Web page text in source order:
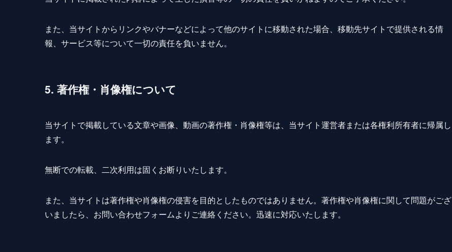
また、当サイトからリンクやバナーなどによって他のサイトに移動された場合、移動先サイトで提供される情
報、サービス等について一切の責任を負いません。
5. 著作権・肖像権について
当サイトで掲載している文章や画像、動画の著作権・肖像権等は、当サイト運営者または各権利所有者に帰属し
ます。
無断での転載、二次利用は固くお断りいたします。
また、当サイトは著作権や肖像権の侵害を目的としたものではありません。著作権や肖像権に関して問題がござ
いましたら、お問い合わせフォームよりご連絡ください。迅速に対応いたします。